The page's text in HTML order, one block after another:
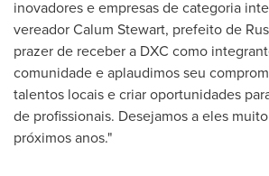
inovadores e empresas de categoria
vereadorCalum Stewart, prefeito de
prazer de receber a DXC como
comunidade e aplaudimos seu
talentos locais e criar oportunidades
de profissionais. Desejamos a eles
próximos anos."